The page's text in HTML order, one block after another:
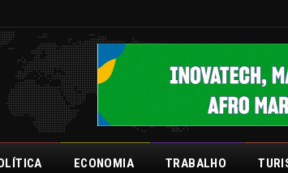
ECONOMIA TRABALHO